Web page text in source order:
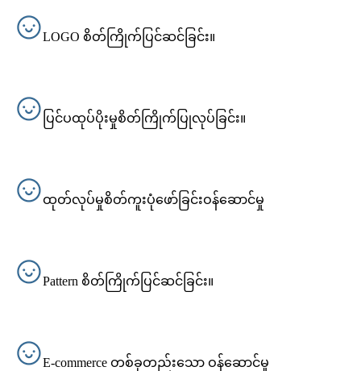
LOGO စိတ်ကြိုက်ပြင်ဆင်ခြင်း။
ပြင်ပထုပ်ပိုးမှုစိတ်ကြိုက်ပြုလုပ်ခြင်း။
ထုတ်လုပ်မှုစိတ်ကူးပုံဖော်ခြင်းဝန်ဆောင်မှု
Pattern စိတ်ကြိုက်ပြင်ဆင်ခြင်း။
E-commerce တစ်ခုတည်းသော ဝန်ဆောင်မှု